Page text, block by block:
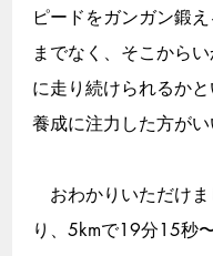
ピードをガンガン鍛
までなく、そこから
に走り続けられるか
養成に注力した方がい
おわかりいただけま
り、5kmで19分15秒